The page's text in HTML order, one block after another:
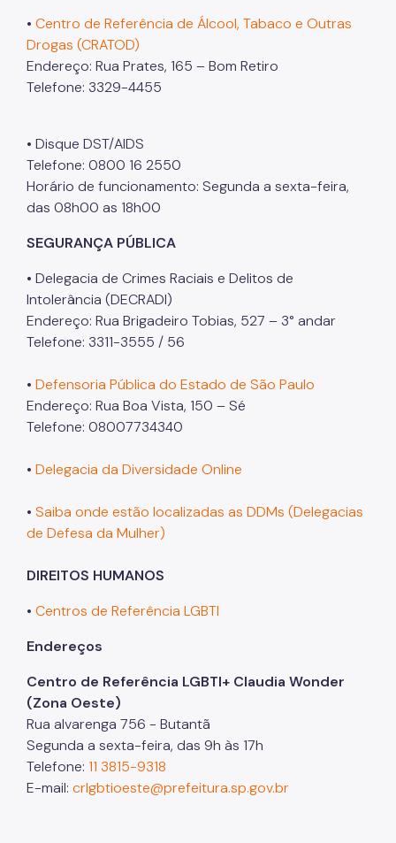
• Centro de Referência de Álcool, Tabaco e Outras
Drogas (CRATOD)
Endereço: Rua Prates, 165 – Bom Retiro
Telefone: 3329-4455
• Disque DST/AIDS
Telefone: 0800 16 2550
Horário de funcionamento: Segunda a sexta-feira,
das 08h00 as 18h00
SEGURANÇA PÚBLICA
• Delegacia de Crimes Raciais e Delitos de
Intolerância (DECRADI)
Endereço: Rua Brigadeiro Tobias, 527 – 3° andar
Telefone: 3311-3555 / 56
• Defensoria Pública do Estado de São Paulo
Endereço: Rua Boa Vista, 150 – Sé
Telefone: 08007734340
• Delegacia da Diversidade Online
• Saiba onde estão localizadas as DDMs (Delegacias
de Defesa da Mulher)
DIREITOS HUMANOS
• Centros de Referência LGBTI
Endereços
Centro de Referência LGBTI+ Claudia Wonder
(Zona Oeste)
Rua alvarenga 756 - Butantã
Segunda a sexta-feira, das 9h às 17h
Telefone: 11 3815-9318
E-mail: crlgbtioeste@prefeitura.sp.gov.br